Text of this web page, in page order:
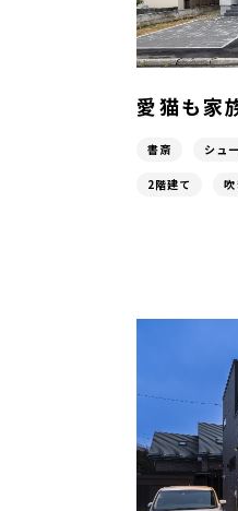
愛猫も家
書斎 シュ
2階建て